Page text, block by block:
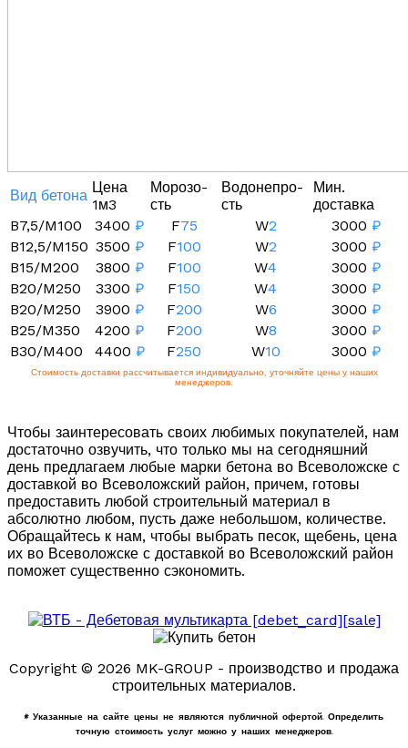
Вид бетона Цена
1м3
Морозо-
сть
Водонепро-
сть
Мин.
доставка
B7,5/M100
3400 ₽ F75 W2 3000 ₽
B12,5/M150 3500 ₽ F100 W2 3000 ₽
B15/M200
3800 ₽ F100 W4 3000 ₽
B20/M250
3300 ₽ F150 W4 3000 ₽
B20/M250
3900 ₽ F200 W6 3000 ₽
B25/M350
4200 ₽ F200 W8 3000 ₽
B30/M400
4400 ₽ F250 W10 3000 ₽
Стоимость доставки рассчитывается индивидуально, уточняйте цены у наших
менеджеров.
Чтобы заинтересовать своих любимых покупателей, нам
достаточно озвучить, что только мы на сегодняшний
день предлагаем любые марки бетона во Всеволожске с
доставкой во Всеволожский район, причем, готовы
предоставить любой строительный материал в
абсолютно любом, пусть даже небольшом, количестве.
Обращайтесь к нам, чтобы выбрать песок, щебень, цена
их во Всеволожске с доставкой во Всеволожский район
поможет существенно сэкономить.
Copyright © 2026 MK-GROUP - производство и продажа
строительных материалов.
* Указанные на сайте цены не являются публичной офертой. Определить
точную стоимость услуг можно у наших менеджеров.